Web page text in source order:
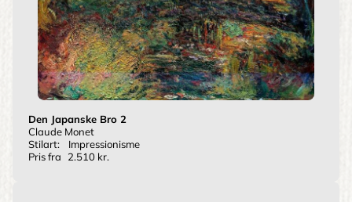
Den Japanske Bro 2
Claude Monet
Stilart:
Impressionisme
Pris fra
2.510 kr.